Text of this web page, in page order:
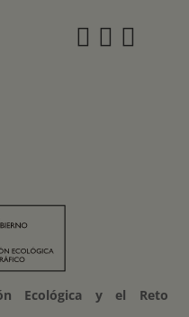
Ecológica y el Reto